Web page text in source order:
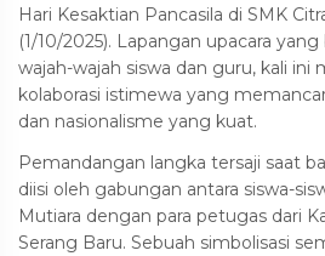
Hari Kesaktian Pancasila di SMK
(1/10/2025). Lapangan upacara
wajah-wajah siswa dan guru, kali ini
kolaborasi istimewa yang
dan nasionalisme yang kuat.
Pemandangan langka tersaji saat
diisi oleh gabungan antara siswa-
Mutiara dengan para petugas dari
Serang Baru. Sebuah simbolisasi